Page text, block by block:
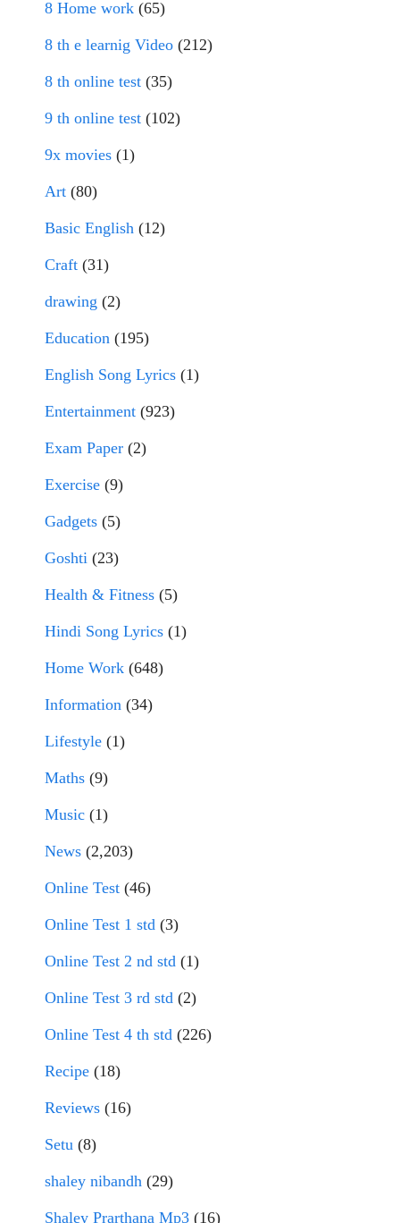
8 Home work (65)
8 th e learnig Video (212)
8 th online test (35)
9 th online test (102)
9x movies (1)
Art (80)
Basic English (12)
Craft (31)
drawing (2)
Education (195)
English Song Lyrics (1)
Entertainment (923)
Exam Paper (2)
Exercise (9)
Gadgets (5)
Goshti (23)
Health & Fitness (5)
Hindi Song Lyrics (1)
Home Work (648)
Information (34)
Lifestyle (1)
Maths (9)
Music (1)
News (2,203)
Online Test (46)
Online Test 1 std (3)
Online Test 2 nd std (1)
Online Test 3 rd std (2)
Online Test 4 th std (226)
Recipe (18)
Reviews (16)
Setu (8)
shaley nibandh (29)
Shaley Prarthana Mp3 (16)